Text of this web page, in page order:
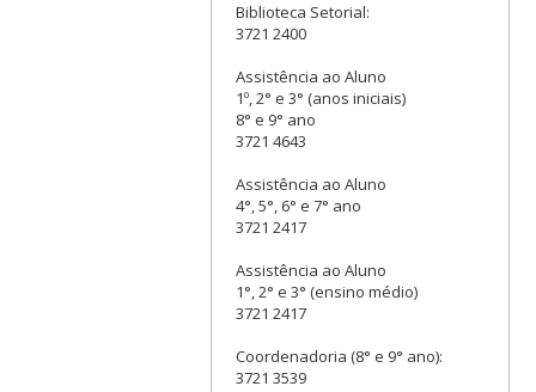
Biblioteca Setorial:
3721 2400
Assistência ao Aluno
1º, 2° e 3° (anos iniciais)
8° e 9° ano
3721 4643
Assistência ao Aluno
4°, 5°, 6° e 7° ano
3721 2417
Assistência ao Aluno
1°, 2° e 3° (ensino médio)
3721 2417
Coordenadoria (8° e 9° ano):
3721 3539